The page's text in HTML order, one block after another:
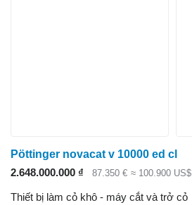
Pöttinger novacat v 10000 ed cl
2.648.000.000 ₫
87.350 € ≈ 100.900 US$
Thiết bị làm cỏ khô - máy cắt và trở cỏ